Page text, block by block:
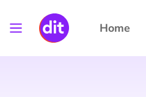
Home